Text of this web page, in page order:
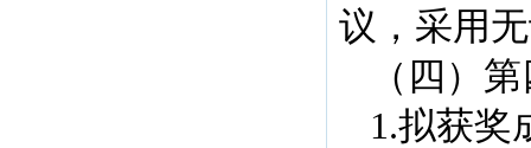
议，采用
（四）
1.拟获奖